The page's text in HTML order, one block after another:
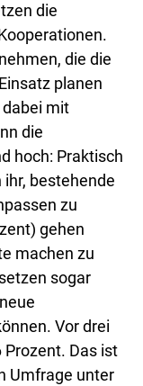
die
die die
planen
mit
die
hoch: Praktisch
bestehende
zu
gehen
machen zu
sogar
Vor drei
Das ist
Umfrage unter